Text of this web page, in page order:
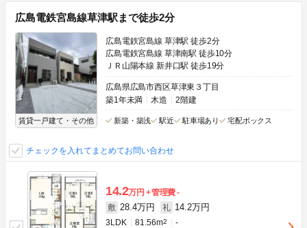
広島電鉄宮島線草津駅まで徒歩2分
賃貸一戸建て・その他
広島電鉄宮島線 草津駅 徒歩2分
広島電鉄宮島線 草津南駅 徒歩10分
ＪＲ山陽本線 新井口駅 徒歩19分
広島県広島市西区草津東３丁目
築1年未満
木造 2階建
新築・築浅 駅近 駐車場あり 宅配ボックス
チェックを入れてまとめてお問い合わせ
14.2万円 管理費-
敷 28.4万円 礼 14.2万円
3LDK 81.56m2 -